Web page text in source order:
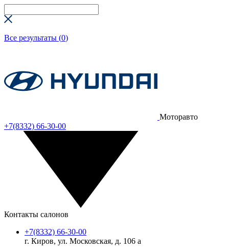
Все результаты (0)
Моторавто
+7(8332) 66-30-00
Контакты салонов
+7(8332) 66-30-00
г. Киров, ул. Московская, д. 106 а